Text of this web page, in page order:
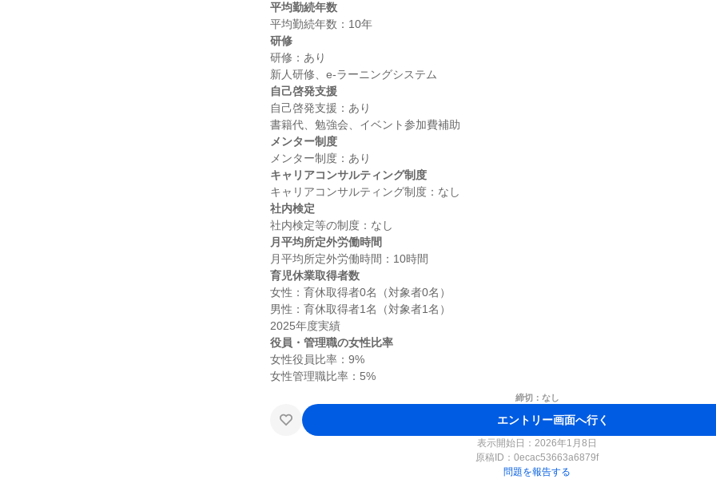
平均勤続年数
研修
研修：あり
自己啓発支援
自己啓発支援：あり
メンター制度
キャリアコンサルティング制度
社内検定
月平均所定外労働時間
育児休業取得者数
女性：育休取得者0名（対象者0名）
男性：育休取得者1名（対象者1名）
役員・管理職の女性比率
女性役員比率：9%
締切：なし
エントリー画面へ行く
表示開始日：2026年1月8日
原稿ID： 0ecac53663a6879f
問題を報告する